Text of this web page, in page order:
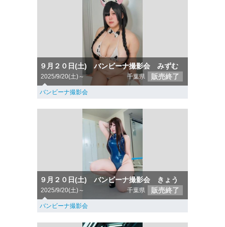
９月２０日(土) バンビーナ撮影会 みずむ
2025/9/20(土)～ 千葉県 販売終了
バンビーナ撮影会
９月２０日(土) バンビーナ撮影会 きょう
2025/9/20(土)～ 千葉県 販売終了
バンビーナ撮影会